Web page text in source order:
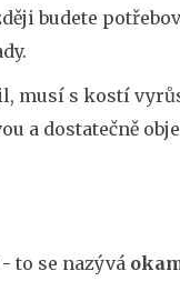
budete
musí s kostí
a dostatečně
to se nazývá